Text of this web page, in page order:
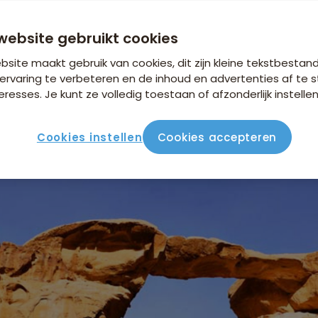
Bridge
gevormde boog in het Wadi Rum-
ook wel bekend als de Jebel Burdah Rock Bridge en is
in dit buitenaardse landschap.
gebruikt cookies
maakt gebruik van cookies, dit zijn kleine
te verbeteren en de inhoud en advertenties af te
Je kunt ze volledig toestaan of afzonderlijk
Cookies instellen Cookies accepteren